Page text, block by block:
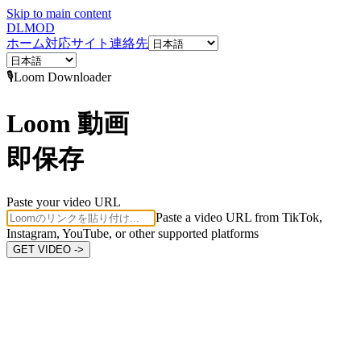
Skip to main content
DLMOD
ホーム対応サイト 連絡先
🎙️Loom Downloader
Loom 動画
即保存
Paste your video URL
Paste a video URL from TikTok,
Instagram, YouTube, or other supported platforms
GET VIDEO ->